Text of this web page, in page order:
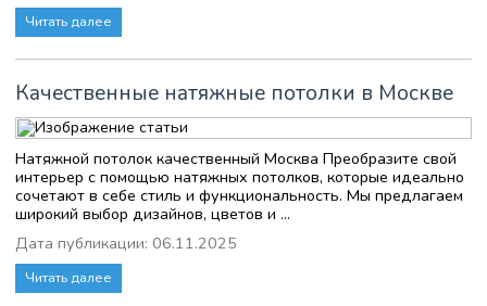
Читать далее
Качественные натяжные потолки в Москве
Натяжной потолок качественный Москва Преобразите свой
интерьер с помощью натяжных потолков, которые идеально
сочетают в себе стиль и функциональность. Мы предлагаем
широкий выбор дизайнов, цветов и ...
Дата публикации: 06.11.2025
Читать далее